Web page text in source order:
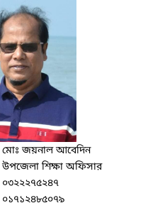
মোঃ জয়নাল আবেদিন
উপজেলা শিক্ষা অফিসার
০৩২২২৭৫২৪৭
০১৭১২৪৮৫০৭৯